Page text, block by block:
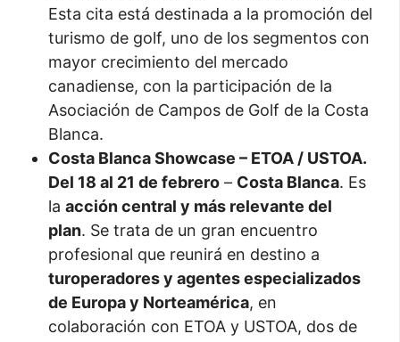
Esta cita está destinada a la promoción del
turismo de golf, uno de los segmentos con
mayor crecimiento del mercado
canadiense, con la participación de la
Asociación de Campos de Golf de la Costa
Blanca.
Costa Blanca Showcase – ETOA / USTOA.
Del 18 al 21 de febrero – Costa Blanca. Es
la acción central y más relevante del
plan. Se trata de un gran encuentro
profesional que reunirá en destino a
turoperadores y agentes especializados
de Europa y Norteamérica, en
colaboración con ETOA y USTOA, dos de